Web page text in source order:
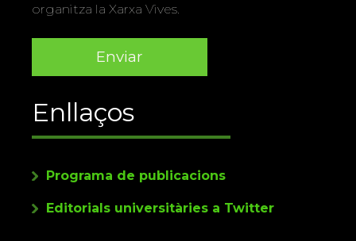
organitza la Xarxa Vives.
Enllaços
Programa de publicacions
Editorials universitàries a Twitter